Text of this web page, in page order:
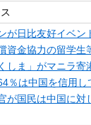
が日比友好イベン
資金協力の留学
しま」がマニラ寄
％は中国を信用
が国民は中国に